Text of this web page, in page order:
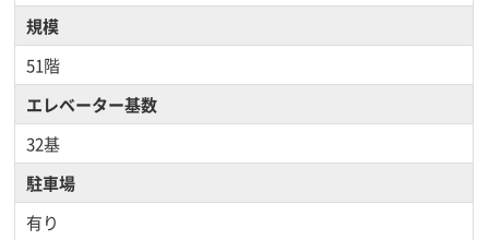
規模
51階
エレベーター基数
32基
駐車場
有り